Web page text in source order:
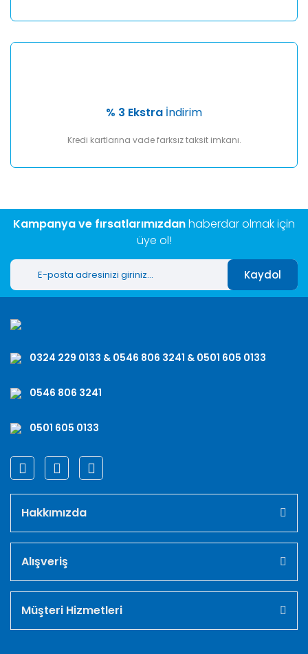
% 3 Ekstra İndirim
Kredi kartlarına vade farksız taksit imkanı.
Kampanya ve fırsatlarımızdanhaberdar olmak için
üye ol!
Kaydol
0324 229 0133 & 0546 806 3241 & 0501 605 0133
0546 806 3241
0501 605 0133
Hakkımızda
Alışveriş
Müşteri Hizmetleri